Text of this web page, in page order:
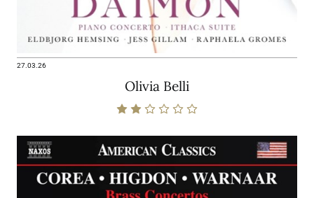
27.03.26
Olivia Belli